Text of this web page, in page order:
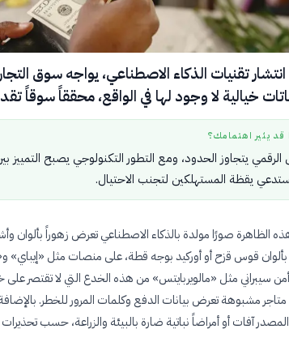
تقنيات الذكاء الاصطناعي، يواجه سوق
خيالية لا وجود لها في الواقع، محققاً سوقاً تقدر بـ7.15 مليارات
قد يثير اهتمامك؟
الرقمي يتجاوز الحدود، ومع التطور التكنولوجي يصبح التمييز
يقظة المستهلكين لتجنب الاحتيال.
الظاهرة صورًا مولدة بالذكاء الاصطناعي تعرض زهوراً بألوان
قوس قزح أو أوركيد بوجه قطة، على منصات مثل «إيباي»
سيبراني مثل «مالويربايتس» من هذه الخدع التي لا تقتصر
متاجر مشبوهة تعرض بيانات الدفع وكلمات المرور للخطر.
آفات أو أمراضاً نباتية ضارة بالبيئة والزراعة، حسب تحذيرات